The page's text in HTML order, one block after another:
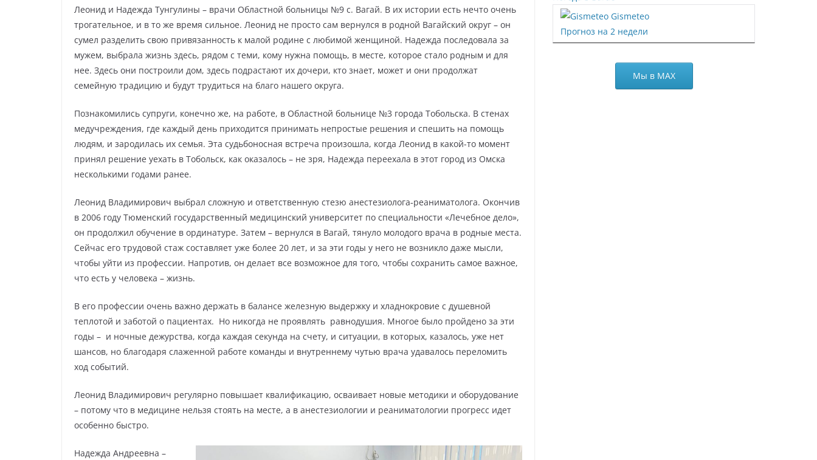
Леонид и Надежда Тунгулины – врачи Областной больницы №9 с. Вагай. В их истории есть нечто очень
трогательное, и в то же время сильное. Леонид не просто сам вернулся в родной Вагайский округ – он
сумел разделить свою привязанность к малой родине с любимой женщиной. Надежда последовала за
мужем, выбрала жизнь здесь, рядом с теми, кому нужна помощь, в месте, которое стало родным и для
нее. Здесь они построили дом, здесь подрастают их дочери, кто знает, может и они продолжат
семейную традицию и будут трудиться на благо нашего округа.
Познакомились супруги, конечно же, на работе, в Областной больнице №3 города Тобольска. В стенах
медучреждения, где каждый день приходится принимать непростые решения и спешить на помощь
людям, и зародилась их семья. Эта судьбоносная встреча произошла, когда Леонид в какой-то момент
принял решение уехать в Тобольск, как оказалось – не зря, Надежда переехала в этот город из Омска
несколькими годами ранее.
Леонид Владимирович выбрал сложную и ответственную стезю анестезиолога‑реаниматолога. Окончив
в 2006 году Тюменский государственный медицинский университет по специальности «Лечебное дело»,
он продолжил обучение в ординатуре. Затем – вернулся в Вагай, тянуло молодого врача в родные места.
Сейчас его трудовой стаж составляет уже более 20 лет, и за эти годы у него не возникло даже мысли,
чтобы уйти из профессии. Напротив, он делает все возможное для того, чтобы сохранить самое важное,
что есть у человека – жизнь.
В его профессии очень важно держать в балансе железную выдержку и хладнокровие с душевной
теплотой и заботой о пациентах. Но никогда не проявлять равнодушия. Многое было пройдено за эти
годы – и ночные дежурства, когда каждая секунда на счету, и ситуации, в которых, казалось, уже нет
шансов, но благодаря слаженной работе команды и внутреннему чутью врача удавалось переломить
ход событий.
Леонид Владимирович регулярно повышает квалификацию, осваивает новые методики и оборудование
– потому что в медицине нельзя стоять на месте, а в анестезиологии и реаниматологии прогресс идет
особенно быстро.
Надежда Андреевна –
Gismeteo
Прогноз на 2 недели
Мы в МАХ